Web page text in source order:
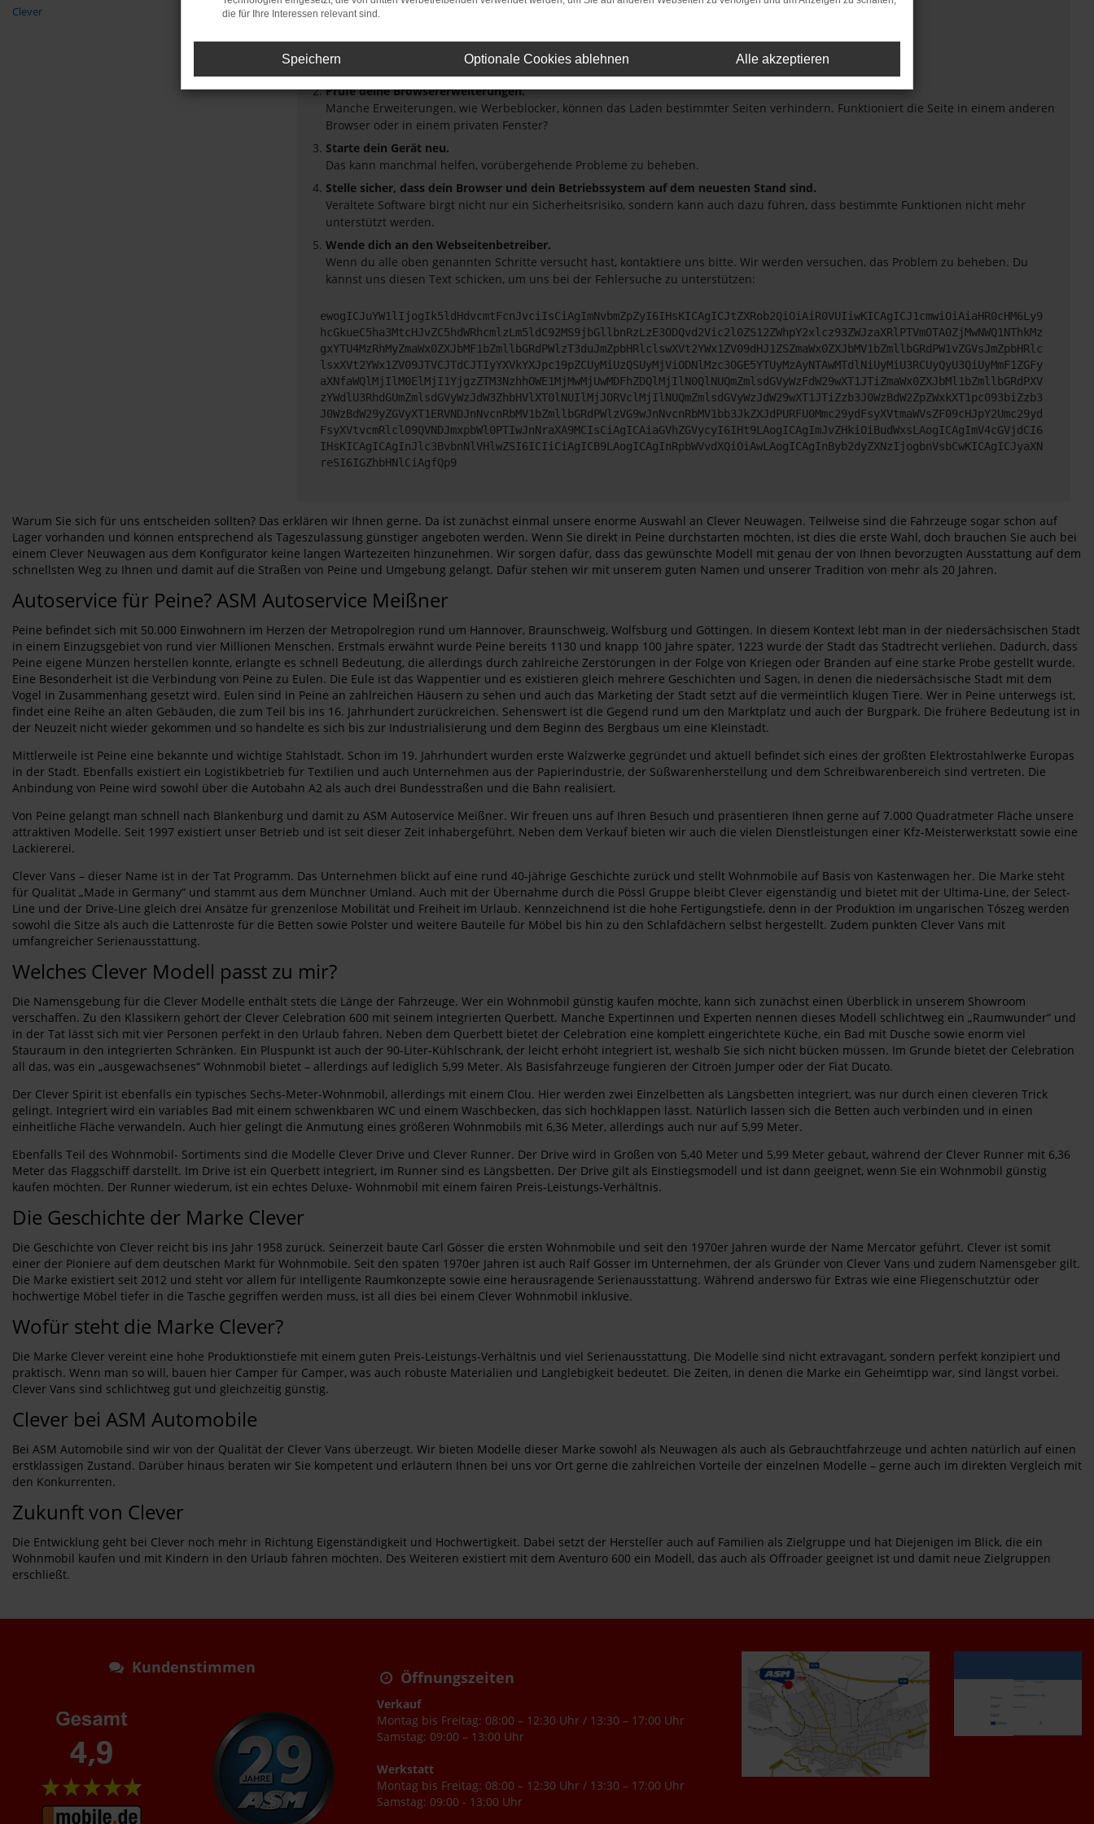
Clever
Beim Laden ist ein Fehler aufgetreten.
Hier sind ein paar Tipps, die dir helfen können:
Überprüfe deine Firewall und deine Internetverbindung.
Laden andere Webseiten, zum Beispiel deine Suchmaschine?
Prüfe deine Browsererweiterungen.
Manche Erweiterungen, wie Werbeblocker, können das Laden bestimmter Seiten verhindern. Funktioniert die Seite in einem anderen
Browser oder in einem privaten Fenster?
Starte dein Gerät neu.
Das kann manchmal helfen, vorübergehende Probleme zu beheben.
Stelle sicher, dass dein Browser und dein Betriebssystem auf dem neuesten Stand sind.
Veraltete Software birgt nicht nur ein Sicherheitsrisiko, sondern kann auch dazu führen, dass bestimmte Funktionen nicht mehr
unterstützt werden.
Wende dich an den Webseitenbetreiber.
Wenn du alle oben genannten Schritte versucht hast, kontaktiere uns bitte. Wir werden versuchen, das Problem zu beheben. Du
kannst uns diesen Text schicken, um uns bei der Fehlersuche zu unterstützen:
ewogICJuYW1lIjogIk5ldHdvcmtFcnJvciIsCiAgImNvbmZpZyI6IHsKICAgICJtZXRob2QiOiAiR0VUIiwKICAgICJ1cmwiOiAiaHR0cHM6Ly9
hcGkueC5ha3MtcHJvZC5hdWRhcmlzLm5ldC92MS9jbGllbnRzLzE3ODQvd2Vic2l0ZS12ZWhpY2xlcz93ZWJzaXRlPTVmOTA0ZjMwNWQ1NThkMz
gxYTU4MzRhMyZmaWx0ZXJbMF1bZmllbGRdPWlzT3duJmZpbHRlclswXVt2YWx1ZV09dHJ1ZSZmaWx0ZXJbMV1bZmllbGRdPW1vZGVsJmZpbHRlc
lsxXVt2YWx1ZV09JTVCJTdCJTIyYXVkYXJpc19pZCUyMiUzQSUyMjViODNlMzc3OGE5YTUyMzAyNTAwMTdlNiUyMiU3RCUyQyU3QiUyMmF1ZGFy
aXNfaWQlMjIlM0ElMjI1YjgzZTM3NzhhOWE1MjMwMjUwMDFhZDQlMjIlN0QlNUQmZmlsdGVyWzFdW29wXT1JTiZmaWx0ZXJbMl1bZmllbGRdPXV
zYWdlU3RhdGUmZmlsdGVyWzJdW3ZhbHVlXT0lNUIlMjJORVclMjIlNUQmZmlsdGVyWzJdW29wXT1JTiZzb3J0WzBdW2ZpZWxkXT1pc093biZzb3
J0WzBdW29yZGVyXT1ERVNDJnNvcnRbMV1bZmllbGRdPWlzVG9wJnNvcnRbMV1bb3JkZXJdPURFU0Mmc29ydFsyXVtmaWVsZF09cHJpY2Umc29yd
FsyXVtvcmRlcl09QVNDJmxpbWl0PTIwJnNraXA9MCIsCiAgICAiaGVhZGVycyI6IHt9LAogICAgImJvZHkiOiBudWxsLAogICAgImV4cGVjdCI6
IHsKICAgICAgInJlc3BvbnNlVHlwZSI6ICIiCiAgICB9LAogICAgInRpbWVvdXQiOiAwLAogICAgInByb2dyZXNzIjogbnVsbCwKICAgICJyaXN
reSI6IGZhbHNlCiAgfQp9
Warum Sie sich für uns entscheiden sollten? Das erklären wir Ihnen gerne. Da ist zunächst einmal unsere enorme Auswahl an Clever Neuwagen. Teilweise sind die Fahrzeuge sogar schon auf
Lager vorhanden und können entsprechend als Tageszulassung günstiger angeboten werden. Wenn Sie direkt in Peine durchstarten möchten, ist dies die erste Wahl, doch brauchen Sie auch bei
einem Clever Neuwagen aus dem Konfigurator keine langen Wartezeiten hinzunehmen. Wir sorgen dafür, dass das gewünschte Modell mit genau der von Ihnen bevorzugten Ausstattung auf dem
schnellsten Weg zu Ihnen und damit auf die Straßen von Peine und Umgebung gelangt. Dafür stehen wir mit unserem guten Namen und unserer Tradition von mehr als 20 Jahren.
Autoservice für Peine? ASM Autoservice Meißner
Peine befindet sich mit 50.000 Einwohnern im Herzen der Metropolregion rund um Hannover, Braunschweig, Wolfsburg und Göttingen. In diesem Kontext lebt man in der niedersächsischen Stadt
in einem Einzugsgebiet von rund vier Millionen Menschen. Erstmals erwähnt wurde Peine bereits 1130 und knapp 100 Jahre später, 1223 wurde der Stadt das Stadtrecht verliehen. Dadurch, dass
Peine eigene Münzen herstellen konnte, erlangte es schnell Bedeutung, die allerdings durch zahlreiche Zerstörungen in der Folge von Kriegen oder Bränden auf eine starke Probe gestellt wurde.
Eine Besonderheit ist die Verbindung von Peine zu Eulen. Die Eule ist das Wappentier und es existieren gleich mehrere Geschichten und Sagen, in denen die niedersächsische Stadt mit dem
Vogel in Zusammenhang gesetzt wird. Eulen sind in Peine an zahlreichen Häusern zu sehen und auch das Marketing der Stadt setzt auf die vermeintlich klugen Tiere. Wer in Peine unterwegs ist,
findet eine Reihe an alten Gebäuden, die zum Teil bis ins 16. Jahrhundert zurückreichen. Sehenswert ist die Gegend rund um den Marktplatz und auch der Burgpark. Die frühere Bedeutung ist in
der Neuzeit nicht wieder gekommen und so handelte es sich bis zur Industrialisierung und dem Beginn des Bergbaus um eine Kleinstadt.
Mittlerweile ist Peine eine bekannte und wichtige Stahlstadt. Schon im 19. Jahrhundert wurden erste Walzwerke gegründet und aktuell befindet sich eines der größten Elektrostahlwerke Europas
in der Stadt. Ebenfalls existiert ein Logistikbetrieb für Textilien und auch Unternehmen aus der Papierindustrie, der Süßwarenherstellung und dem Schreibwarenbereich sind vertreten. Die
Anbindung von Peine wird sowohl über die Autobahn A2 als auch drei Bundesstraßen und die Bahn realisiert.
Von Peine gelangt man schnell nach Blankenburg und damit zu ASM Autoservice Meißner. Wir freuen uns auf Ihren Besuch und präsentieren Ihnen gerne auf 7.000 Quadratmeter Fläche unsere
attraktiven Modelle. Seit 1997 existiert unser Betrieb und ist seit dieser Zeit inhabergeführt. Neben dem Verkauf bieten wir auch die vielen Dienstleistungen einer Kfz-Meisterwerkstatt sowie eine
Lackiererei.
Clever Vans – dieser Name ist in der Tat Programm. Das Unternehmen blickt auf eine rund 40-jährige Geschichte zurück und stellt Wohnmobile auf Basis von Kastenwagen her. Die Marke steht
für Qualität „Made in Germany“ und stammt aus dem Münchner Umland. Auch mit der Übernahme durch die Pössl Gruppe bleibt Clever eigenständig und bietet mit der Ultima-Line, der Select-
Line und der Drive-Line gleich drei Ansätze für grenzenlose Mobilität und Freiheit im Urlaub. Kennzeichnend ist die hohe Fertigungstiefe, denn in der Produktion im ungarischen Tószeg werden
sowohl die Sitze als auch die Lattenroste für die Betten sowie Polster und weitere Bauteile für Möbel bis hin zu den Schlafdächern selbst hergestellt. Zudem punkten Clever Vans mit
umfangreicher Serienausstattung.
Welches Clever Modell passt zu mir?
Die Namensgebung für die Clever Modelle enthält stets die Länge der Fahrzeuge. Wer ein Wohnmobil günstig kaufen möchte, kann sich zunächst einen Überblick in unserem Showroom
verschaffen. Zu den Klassikern gehört der Clever Celebration 600 mit seinem integrierten Querbett. Manche Expertinnen und Experten nennen dieses Modell schlichtweg ein „Raumwunder“ und
in der Tat lässt sich mit vier Personen perfekt in den Urlaub fahren. Neben dem Querbett bietet der Celebration eine komplett eingerichtete Küche, ein Bad mit Dusche sowie enorm viel
Stauraum in den integrierten Schränken. Ein Pluspunkt ist auch der 90-Liter-Kühlschrank, der leicht erhöht integriert ist, weshalb Sie sich nicht bücken müssen. Im Grunde bietet der Celebration
all das, was ein „ausgewachsenes“ Wohnmobil bietet – allerdings auf lediglich 5,99 Meter. Als Basisfahrzeuge fungieren der Citroën Jumper oder der Fiat Ducato.
Der Clever Spirit ist ebenfalls ein typisches Sechs-Meter-Wohnmobil, allerdings mit einem Clou. Hier werden zwei Einzelbetten als Längsbetten integriert, was nur durch einen cleveren Trick
gelingt. Integriert wird ein variables Bad mit einem schwenkbaren WC und einem Waschbecken, das sich hochklappen lässt. Natürlich lassen sich die Betten auch verbinden und in einen
einheitliche Fläche verwandeln. Auch hier gelingt die Anmutung eines größeren Wohnmobils mit 6,36 Meter, allerdings auch nur auf 5,99 Meter.
Ebenfalls Teil des Wohnmobil- Sortiments sind die Modelle Clever Drive und Clever Runner. Der Drive wird in Größen von 5,40 Meter und 5,99 Meter gebaut, während der Clever Runner mit 6,36
Meter das Flaggschiff darstellt. Im Drive ist ein Querbett integriert, im Runner sind es Längsbetten. Der Drive gilt als Einstiegsmodell und ist dann geeignet, wenn Sie ein Wohnmobil günstig
kaufen möchten. Der Runner wiederum, ist ein echtes Deluxe- Wohnmobil mit einem fairen Preis-Leistungs-Verhältnis.
Die Geschichte der Marke Clever
Die Geschichte von Clever reicht bis ins Jahr 1958 zurück. Seinerzeit baute Carl Gösser die ersten Wohnmobile und seit den 1970er Jahren wurde der Name Mercator geführt. Clever ist somit
einer der Pioniere auf dem deutschen Markt für Wohnmobile. Seit den späten 1970er Jahren ist auch Ralf Gösser im Unternehmen, der als Gründer von Clever Vans und zudem Namensgeber gilt.
Die Marke existiert seit 2012 und steht vor allem für intelligente Raumkonzepte sowie eine herausragende Serienausstattung. Während anderswo für Extras wie eine Fliegenschutztür oder
hochwertige Möbel tiefer in die Tasche gegriffen werden muss, ist all dies bei einem Clever Wohnmobil inklusive.
Wofür steht die Marke Clever?
Die Marke Clever vereint eine hohe Produktionstiefe mit einem guten Preis-Leistungs-Verhältnis und viel Serienausstattung. Die Modelle sind nicht extravagant, sondern perfekt konzipiert und
praktisch. Wenn man so will, bauen hier Camper für Camper, was auch robuste Materialien und Langlebigkeit bedeutet. Die Zeiten, in denen die Marke ein Geheimtipp war, sind längst vorbei.
Clever Vans sind schlichtweg gut und gleichzeitig günstig.
Clever bei ASM Automobile
Bei ASM Automobile sind wir von der Qualität der Clever Vans überzeugt. Wir bieten Modelle dieser Marke sowohl als Neuwagen als auch als Gebrauchtfahrzeuge und achten natürlich auf einen
erstklassigen Zustand. Darüber hinaus beraten wir Sie kompetent und erläutern Ihnen bei uns vor Ort gerne die zahlreichen Vorteile der einzelnen Modelle – gerne auch im direkten Vergleich mit
den Konkurrenten.
Zukunft von Clever
Die Entwicklung geht bei Clever noch mehr in Richtung Eigenständigkeit und Hochwertigkeit. Dabei setzt der Hersteller auch auf Familien als Zielgruppe und hat Diejenigen im Blick, die ein
Wohnmobil kaufen und mit Kindern in den Urlaub fahren möchten. Des Weiteren existiert mit dem Aventuro 600 ein Modell, das auch als Offroader geeignet ist und damit neue Zielgruppen
erschließt.
Kundenstimmen
Öffnungszeiten
Verkauf
Montag bis Freitag: 08:00 – 12:30 Uhr / 13:30 – 17:00 Uhr
Samstag: 09:00 – 13:00 Uhr
Werkstatt
Montag bis Freitag: 08:00 – 12:30 Uhr / 13:30 – 17:00 Uhr
Samstag: 09:00 - 13:00 Uhr
die für Ihre Interessen relevant sind.
Speichern Optionale Cookies ablehnen Alle akzeptieren